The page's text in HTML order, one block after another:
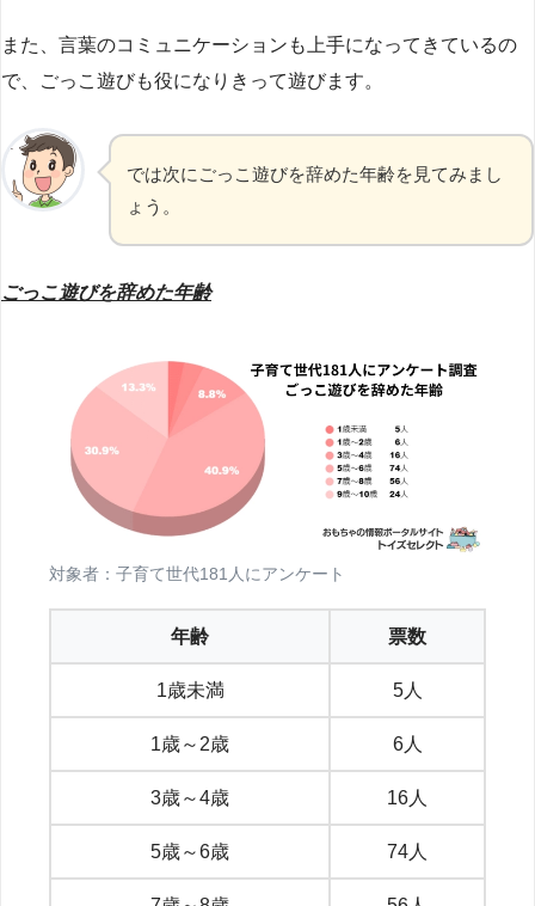
また、言葉のコミュニケーションも上手になってきているの
で、ごっこ遊びも役になりきって遊びます。
では次にごっこ遊びを辞めた年齢を見てみまし
ょう。
ごっこ遊びを辞めた年齢
対象者：子育て世代181人にアンケート
年齢 票数
1歳未満 5人
1歳～2歳 6人
3歳～4歳 16人
5歳～6歳 74人